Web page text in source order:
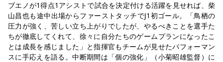
よくある質問
よくある質問
関連団体/施設
長居公園 セレッソフットサルパーク
セレッソフットサルパーク長居
セレッソスポーツパーク舞洲
YANMAR HANASAKA STADIUM
セレッソ大阪アカデミー
子供のサッカースクール
大人のサッカースクール
その他スポーツクラブ
ブエノが1得点1アシストで試合を決定付ける活躍を見せれば、柴
山昌也も途中出場からファーストタッチでJ1初ゴール。「鳥栖の
圧力が強く、苦しい立ち上がりでしたが、やるべきことを選手た
ちが徹底してくれて、徐々に自分たちのゲームプランになったこ
とは成長を感じました」と指揮官もチームが見せたパフォーマン
スに手応えを語る。中断期間は「個の強化」（小菊昭雄監督）に